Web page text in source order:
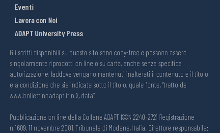
Eventi
Lavora con Noi
ADAPT University Press
Gli scritti disponibili su questo sito sono copy-free e possono essere
singolarmente riprodotti on line o su carta, anche senza specifica
autorizzazione, laddove vengano mantenuti inalterati il contenuto e il titolo
e a condizione che sia indicata sotto il titolo, quale fonte, “tratto da
www.bollettinoadapt.it n.X, data“
Pubblicazione on line della Collana ADAPT ISSN 2240-2721 Registrazione
n.1609, 11 novembre 2001, Tribunale di Modena, Italia. Direttore responsabile: